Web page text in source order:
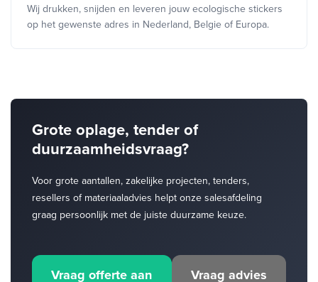
Wij drukken, snijden en leveren jouw ecologische stickers
op het gewenste adres in Nederland, Belgie of Europa.
Grote oplage, tender of
duurzaamheidsvraag?
Voor grote aantallen, zakelijke projecten, tenders,
resellers of materiaaladvies helpt onze salesafdeling
graag persoonlijk met de juiste duurzame keuze.
Vraag offerte aan Vraag advies